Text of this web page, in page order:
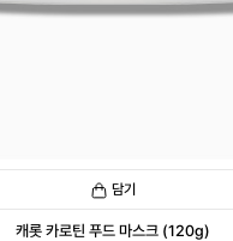
담기
캐롯 카로틴 푸드 마스크 (120g)